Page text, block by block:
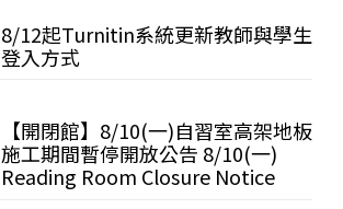
8/12起Turnitin系統更新教師與學生
登入方式
【開閉館】8/10(一)自習室高架地板
施工期間暫停開放公告 8/10(一)
Reading Room Closure Notice